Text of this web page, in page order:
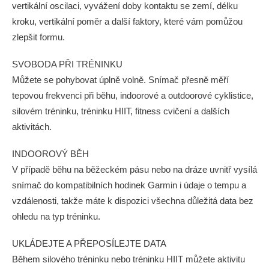
vertikální oscilaci, vyvážení doby kontaktu se zemí, délku
kroku, vertikální poměr a další faktory, které vám pomůžou
zlepšit formu.
SVOBODA PŘI TRÉNINKU
Můžete se pohybovat úplně volně. Snímač přesně měří
tepovou frekvenci při běhu, indoorové a outdoorové cyklistice,
silovém tréninku, tréninku HIIT, fitness cvičení a dalších
aktivitách.
INDOOROVÝ BĚH
V případě běhu na běžeckém pásu nebo na dráze uvnitř vysílá
snímač do kompatibilních hodinek Garmin i údaje o tempu a
vzdálenosti, takže máte k dispozici všechna důležitá data bez
ohledu na typ tréninku.
UKLÁDEJTE A PŘEPOSÍLEJTE DATA
Během silového tréninku nebo tréninku HIIT můžete aktivitu